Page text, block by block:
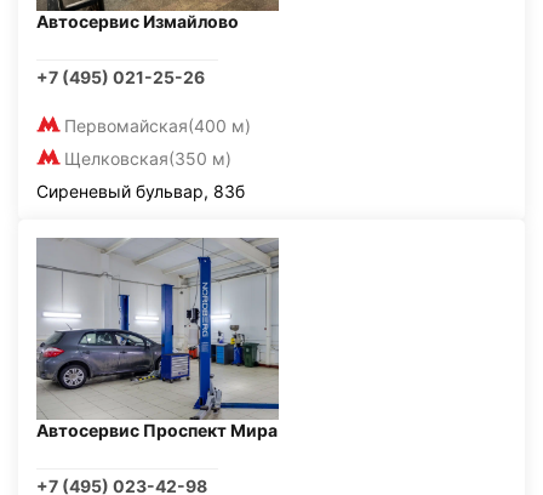
Автосервис Измайлово
+7 (495) 021-25-26
Первомайская(400 м)
Щелковская(350 м)
Сиреневый бульвар, 83б
Автосервис Проспект Мира
+7 (495) 023-42-98